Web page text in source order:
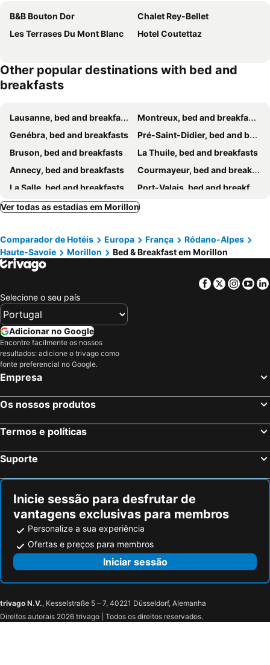
B&B Bouton Dor
Chalet Rey-Bellet
Les Terrases Du Mont Blanc
Hotel Coutettaz
Other popular destinations with bed and
breakfasts
Lausanne, bed and breakfasts
Montreux, bed and breakfasts
Genébra, bed and breakfasts
Pré-Saint-Didier, bed and breakfasts
Bruson, bed and breakfasts
La Thuile, bed and breakfasts
Annecy, bed and breakfasts
Courmayeur, bed and breakfasts
La Salle, bed and breakfasts
Port-Valais, bed and breakfasts
Morzine, bed and breakfasts
Chamonix-Mont-Blanc, bed and breakfasts
Ovronnaz, bed and breakfasts
Verbier, bed and breakfasts
La Chapelle d´Abondance, bed and breakfasts
Les Crosets, bed and breakfasts
Faverges, bed and breakfasts
Veyrier-du-Lac, bed and breakfasts
Le Châble, bed and breakfasts
Rolle, bed and breakfasts
Saint-Gervais-les-Bains, bed and breakfasts
Samoëns, bed and breakfasts
Les Gets, bed and breakfasts
Meillerie, bed and breakfasts
Aigle, bed and breakfasts
Lathuile, bed and breakfasts
Collonges, bed and breakfasts
Puidoux, bed and breakfasts
Le Grand-Saconnex, bed and breakfasts
St.-Jean-d´Aulps, bed and breakfasts
Ver todas as estadias em Morillon
Comparador de Hotéis Europa França
Ródano-Alpes
Haute-Savoie
Morillon Bed & Breakfast em Morillon
Facebook
Twitter
Selecione o seu país
Adicionar no Google
Encontre facilmente os nossos
resultados: adicione o trivago como
fonte preferencial no Google.
Empresa
Os nossos produtos
Termos e políticas
Suporte
Inicie sessão para desfrutar de
vantagens exclusivas para membros
Personalize a sua experiência
Ofertas e preços para membros
Iniciar sessão
trivago N.V., Kesselstraße 5 – 7, 40221 Düsseldorf, Alemanha
Direitos autorais 2026 trivago | Todos os direitos reservados.